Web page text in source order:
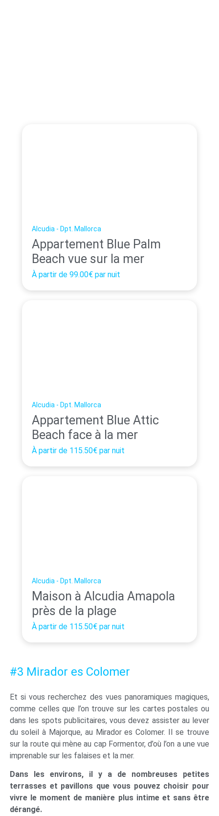
Alcudia - Dpt. Mallorca
Appartement Blue Palm
Beach vue sur la mer
À partir de 99.00€ par nuit
Alcudia - Dpt. Mallorca
Appartement Blue Attic
Beach face à la mer
À partir de 115.50€ par nuit
Alcudia - Dpt. Mallorca
Maison à Alcudia Amapola
près de la plage
À partir de 115.50€ par nuit
#3 Mirador es Colomer
Et si vous recherchez des vues panoramiques magiques,
comme celles que l’on trouve sur les cartes postales ou
dans les spots publicitaires, vous devez assister au lever
du soleil à Majorque, au Mirador es Colomer. Il se trouve
sur la route qui mène au cap Formentor, d’où l’on a une vue
imprenable sur les falaises et la mer.
Dans les environs, il y a de nombreuses petites
terrasses et pavillons que vous pouvez choisir pour
vivre le moment de manière plus intime et sans être
dérangé.